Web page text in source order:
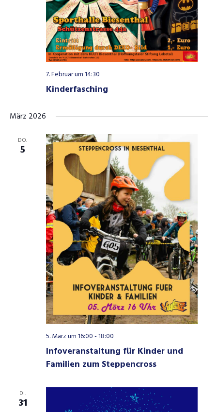
Kinderfasching
7. Februar um 14:30
März 2026
DO.
5
Infoveranstaltung für Kinder und
Familien zum Steppencross
5. März um 16:00-18:00
DI.
31